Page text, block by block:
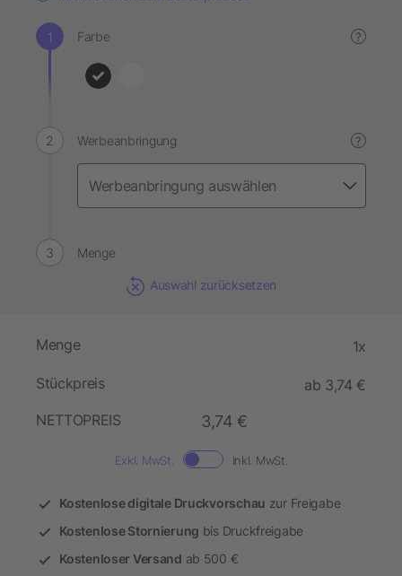
Farbe ?
Werbeanbringung ?
Menge
Auswahl zurücksetzen
Menge 1x
Stückpreis
ab 3,74 €
NETTOPREIS
3,74 €
Exkl. MwSt. Inkl. MwSt.
Kostenlose digitale Druckvorschau zur Freigabe
Kostenlose Stornierung bis Druckfreigabe
Kostenloser Versand ab 500 €